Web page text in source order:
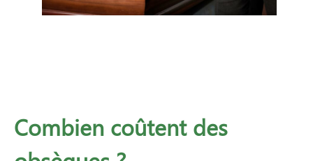
Combien coûtent des